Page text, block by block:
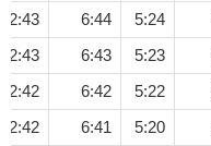
5:24
6:44
12:43
5:23
6:43
12:43
5:22
6:42
12:42
5:20
6:41
12:42